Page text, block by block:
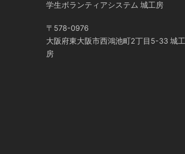
学生ボランティアシステム 城工房
〒578-0976
大阪府東大阪市西鴻池町2丁目5-33 城工
房